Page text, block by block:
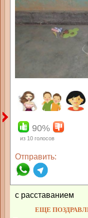
90%
из 10 голосов
Отправить:
с расставанием
ЕЩЕ